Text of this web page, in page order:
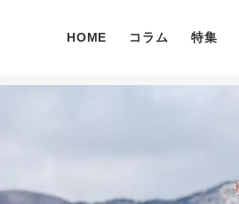
HOME コラム 特集